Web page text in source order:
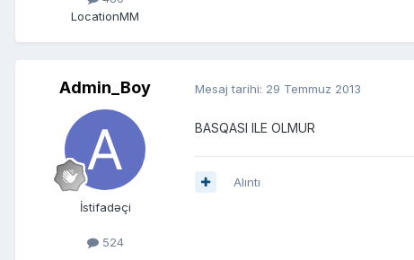
LocationMM
Admin_Boy
İstifadəçi
524
Mesaj tarihi: 29 Temmuz 2013
BASQASI ILE OLMUR
Alıntı